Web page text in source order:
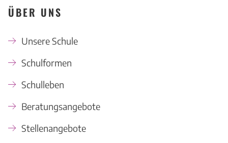
ÜBER UNS
Unsere Schule
Schulformen
Schulleben
Beratungsangebote
Stellenangebote